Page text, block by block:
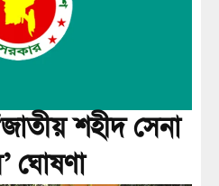
শহীদ সেনা
ঘোষণা